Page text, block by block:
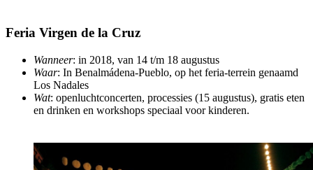
Feria Virgen de la Cruz
Wanneer: in 2018, van 14 t/m 18 augustus
Waar: In Benalmádena-Pueblo, op het feria-terrein genaamd
Los Nadales
Wat: openluchtconcerten, processies (15 augustus), gratis eten
en drinken en workshops speciaal voor kinderen.